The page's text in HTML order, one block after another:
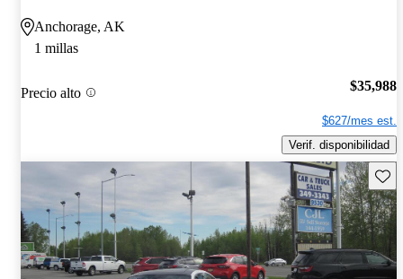
Anchorage, AK
1 millas
Precio alto $35,988
$627/mes est.
Verif. disponibilidad